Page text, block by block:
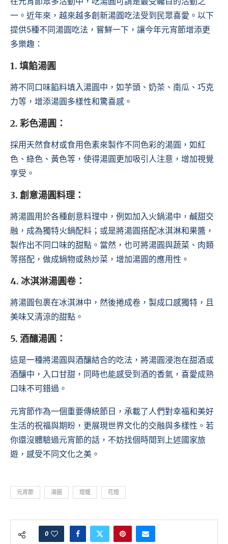
一。近年來，越來越多創新湯圓吃法受到民眾喜愛。以下
提供5種不同湯圓吃法，嘗鮮一下，讓今年元宵節增添更
多樂趣：
1. 填餡湯圓
將不同口味餡料填入湯圓中，如芋頭、奶茶、南瓜、巧克
力等，增添湯圓多樣性和驚喜感。
2. 彩色湯圓：
採用天然食材或食用色素來製作不同色彩的湯圓，如紅
色、綠色、黃色等，使得湯圓更加吸引人注意，增加視覺
享受。
3. 創意湯圓料理：
將湯圓用於各種創意料理中，例如加入火鍋湯中，鹹甜交
融，成為獨特火鍋配料；或是將湯圓搭配冰淇淋和果醬，
製作出不同口味的甜點。當然，也可將湯圓與蔬菜、肉類
等搭配，做成鍋物或熱炒菜，增加湯圓的應用性。
4. 冰淇淋湯圓卷：
將湯圓包裹在冰淇淋中，然後捲成卷，製成口感獨特，且
美味又清涼的甜點。
5. 酒釀湯圓：
這是一種將湯圓與酒釀結合的吃法，將湯圓浸泡在甜酒或
酒釀中，入口甘甜，同時也能感受到酒的香氣，喜愛成熟
口味不可錯過。
元宵節作為一個重要傳統節日，承載了人們對幸福和美好
生活的祝福與期盼，更展現世界文化的交融與多樣性。若
你還沒體驗過元宵節的話，不妨找個時間到上述國家旅
遊，感受不同文化之美。
元宵節 湯圓 燈籠 花燈
0